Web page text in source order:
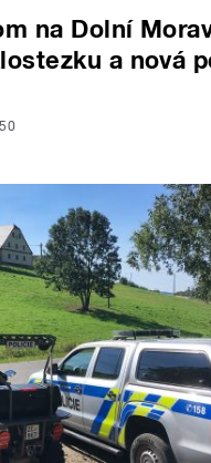
na Dolní
a nová